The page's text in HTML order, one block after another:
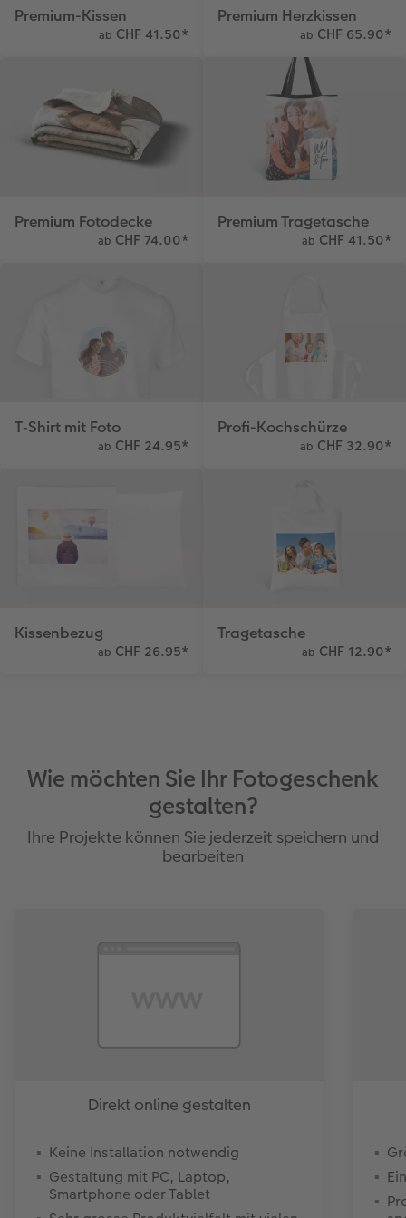
Kundenbeispiele
Coffeetable Book «Art Collection»
CEWE FOTOBUCH per PDF
Zubehör
CEWE myPhotos
Hartschaum
Wandgestaltung
CEWE myPhotos
CEWE Geschenkgutschein
Foto-Leckerlidose
Neuheiten
Premium-Kissen
ab CHF 41.50*
Premium Herzkissen
ab CHF 65.90*
Premium Fotodecke
ab CHF 74.00*
Premium Tragetasche
ab CHF 41.50*
T‑Shirt mit Foto
ab CHF 24.95*
Profi-Kochschürze
ab CHF 32.90*
Kissenbezug
ab CHF 26.95*
Tragetasche
ab CHF 12.90*
Wie möchten Sie Ihr Fotogeschenk
gestalten?
Ihre Projekte können Sie jederzeit speichern und
bearbeiten
Direkt online gestalten
Keine Installation notwendig
Gestaltung mit PC, Laptop,
Smartphone oder Tablet